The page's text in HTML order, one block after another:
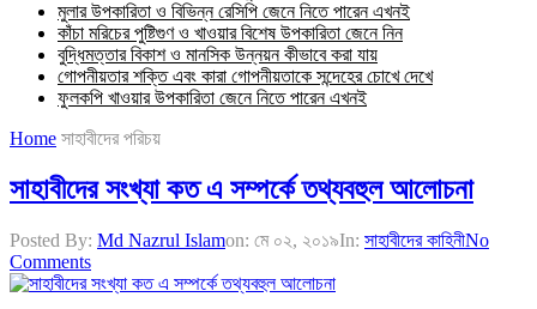
মুলার উপকারিতা ও বিভিন্ন রেসিপি জেনে নিতে পারেন এখনই
কাঁচা মরিচের পুষ্টিগুণ ও খাওয়ার বিশেষ উপকারিতা জেনে নিন
বুদ্ধিমত্তার বিকাশ ও মানসিক উন্নয়ন কীভাবে করা যায়
গোপনীয়তার শক্তি এবং কারা গোপনীয়তাকে সন্দেহের চোখে দেখে
ফুলকপি খাওয়ার উপকারিতা জেনে নিতে পারেন এখনই
Home সাহাবীদের পরিচয়
সাহাবীদের সংখ্যা কত এ সম্পর্কে তথ্যবহুল আলোচনা
Posted By: Md Nazrul Islamon: মে ০২, ২০১৯In: সাহাবীদের কাহিনীNo
Comments